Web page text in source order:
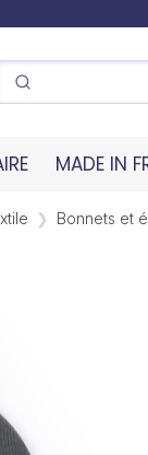
MADE IN
Bonnets et